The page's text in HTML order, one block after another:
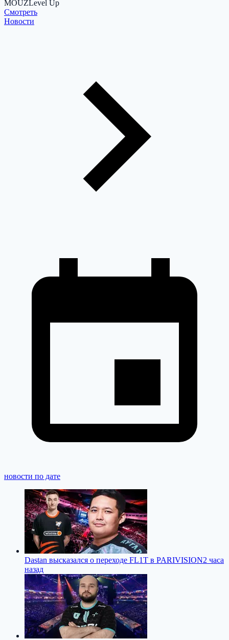
MOUZLevel Up
Cмотреть
Новости
новости по дате
Dastan высказался о переходе FL1T в PARIVISION2 часа
назад